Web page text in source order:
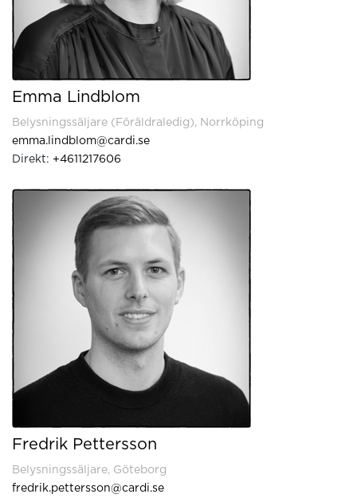
Emma Lindblom
Belysningssäljare (Föräldraledig), Norrköping
emma.lindblom@cardi.se
Direkt: +4611217606
Fredrik Pettersson
Belysningssäljare, Göteborg
fredrik.pettersson@cardi.se